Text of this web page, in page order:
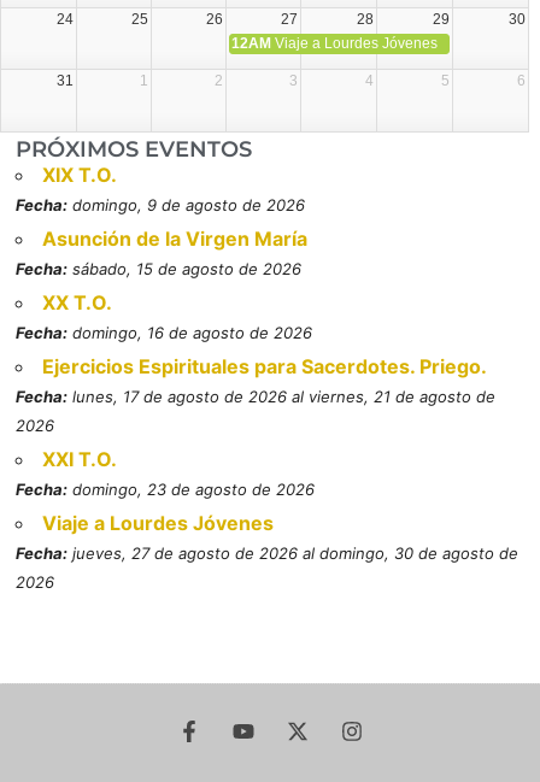
24 25 26 27 28 29
30
12AM Viaje a Lourdes Jóvenes
31 1 2 3 4 5 6
PRÓXIMOS EVENTOS
XIX T.O.
Fecha: domingo, 9 de agosto de 2026
Asunción de la Virgen María
Fecha: sábado, 15 de agosto de 2026
XX T.O.
Fecha: domingo, 16 de agosto de 2026
Ejercicios Espirituales para Sacerdotes. Priego.
Fecha: lunes, 17 de agosto de 2026 al viernes, 21 de agosto de
2026
XXI T.O.
Fecha: domingo, 23 de agosto de 2026
Viaje a Lourdes Jóvenes
Fecha: jueves, 27 de agosto de 2026 al domingo, 30 de agosto de
2026